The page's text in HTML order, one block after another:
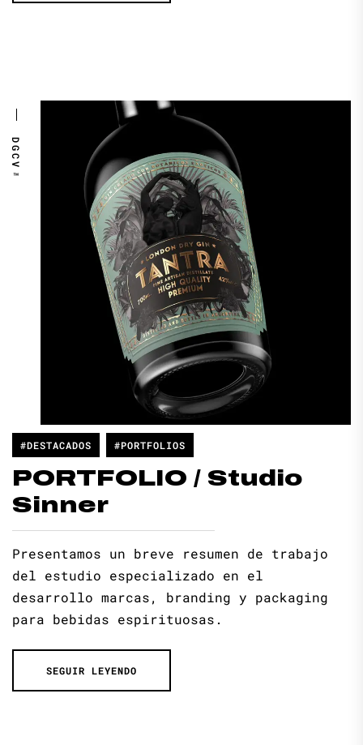
DGCV™
#DESTACADOS #PORTFOLIOS
PORTFOLIO / Studio
Sinner
Presentamos un breve resumen de trabajo
del estudio especializado en el
desarrollo marcas, branding y packaging
para bebidas espirituosas.
SEGUIR LEYENDO